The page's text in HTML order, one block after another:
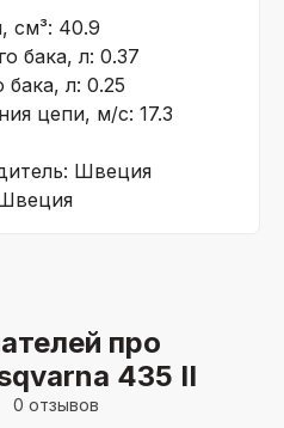
см³: 40.9
бака, л: 0.37
л: 0.25
цепи, м/с: 17.3
Швеция
про
435 II
0 отзывов